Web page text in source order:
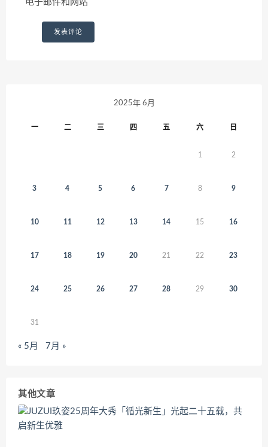
电子邮件和网站
2025年 6月
一 二 三 四 五 六 日
1 2
3 4 5 6 7 8 9
10 11 12 13 14 15 16
17 18 19 20 21 22 23
24 25 26 27 28 29 30
31
« 5月 7月 »
其他文章